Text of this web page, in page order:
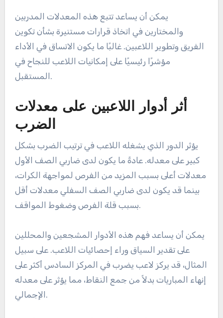
يمكن أن يساعد تتبع هذه المعدلات المدربين
والمختارين في اتخاذ قرارات مستنيرة بشأن تكوين
الفريق وتطوير اللاعبين. غالبًا ما يكون الاتساق في الأداء
مؤشرًا رئيسيًا على إمكانيات اللاعب للنجاح في
المستقبل.
أثر أدوار اللاعبين على معدلات
الضرب
يؤثر الدور الذي يشغله اللاعب في ترتيب الضرب بشكل
كبير على معدله. عادةً ما يكون لدى ضاربي الصف الأول
معدلات أعلى بسبب المزيد من الفرص لمواجهة الكرات،
بينما قد يكون لدى ضاربي الصف السفلي معدلات أقل
بسبب قلة الفرص وضغوط المواقف.
يمكن أن يساعد فهم هذه الأدوار المشجعين والمحللين
على تقدير السياق وراء إحصائيات اللاعب. على سبيل
المثال، قد يركز لاعب يضرب في المركز السادس أكثر على
إنهاء المباريات بدلاً من جمع النقاط، مما يؤثر على معدله
الإجمالي.